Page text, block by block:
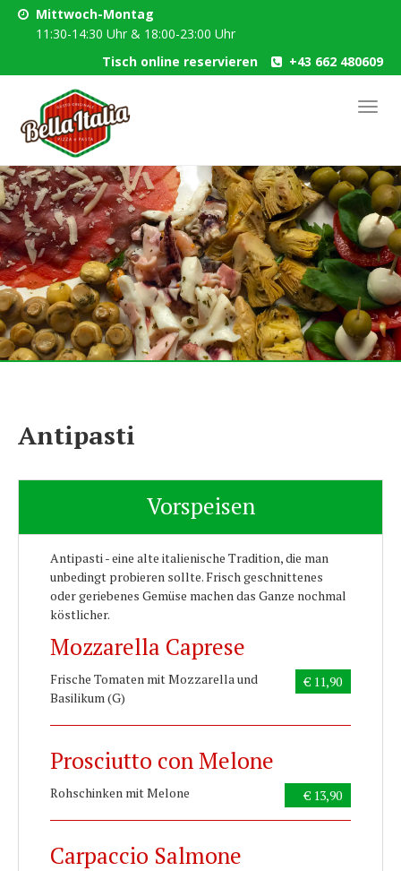
main
Mittwoch-Montag
11:30-14:30 Uhr & 18:00-23:00 Uhr
Tisch online reservieren
+43 662 480609
Antipasti
Vorspeisen
Antipasti - eine alte italienische Tradition, die man
unbedingt probieren sollte. Frisch geschnittenes
oder geriebenes Gemüse machen das Ganze nochmal
köstlicher.
Mozzarella Caprese
€ 11,90
Frische Tomaten mit Mozzarella und
Basilikum (G)
Prosciutto con Melone
€ 13,90
Rohschinken mit Melone
Carpaccio Salmone